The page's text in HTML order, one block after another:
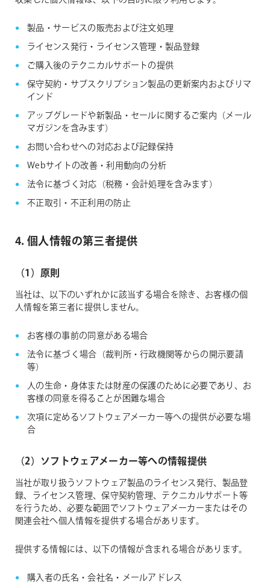
製品・サービスの販売および注文処理
ライセンス発行・ライセンス管理・製品登録
ご購入後のテクニカルサポートの提供
保守契約・サブスクリプション製品の更新案内およびリマ
インド
アップグレードや新製品・セールに関するご案内（メール
マガジンを含みます）
お問い合わせへの対応および記録保持
Webサイトの改善・利用動向の分析
法令に基づく対応（税務・会計処理を含みます）
不正取引・不正利用の防止
4. 個人情報の第三者提供
（1）原則
当社は、以下のいずれかに該当する場合を除き、お客様の個
人情報を第三者に提供しません。
お客様の事前の同意がある場合
法令に基づく場合（裁判所・行政機関等からの開示要請
等）
人の生命・身体または財産の保護のために必要であり、お
客様の同意を得ることが困難な場合
次項に定めるソフトウェアメーカー等への提供が必要な場
合
（2）ソフトウェアメーカー等への情報提供
当社が取り扱うソフトウェア製品のライセンス発行、製品登
録、ライセンス管理、保守契約管理、テクニカルサポート等
を行うため、必要な範囲でソフトウェアメーカーまたはその
関連会社へ個人情報を提供する場合があります。
提供する情報には、以下の情報が含まれる場合があります。
購入者の氏名・会社名・メールアドレス